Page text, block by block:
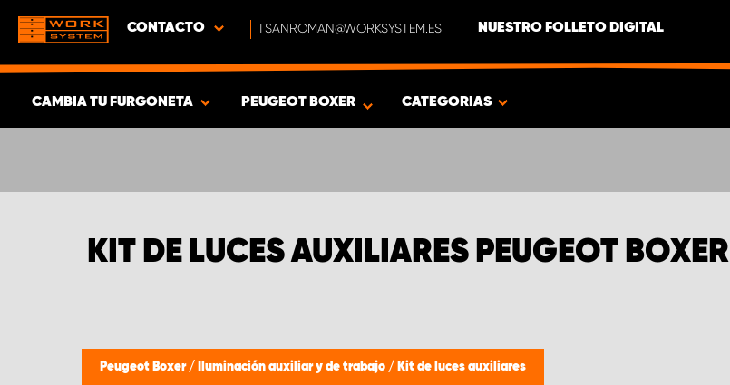
CONTACTO TSANROMAN@WORKSYSTEM.ES NUESTRO FOLLETO DIGITAL
CAMBIA TU FURGONETA
PRODUCTOS
PEUGEOT BOXER CATEGORIAS
KIT DE LUCES AUXILIARES PEUGEOT BOXER
Peugeot Boxer / Iluminación auxiliar y de trabajo / Kit de luces auxiliares